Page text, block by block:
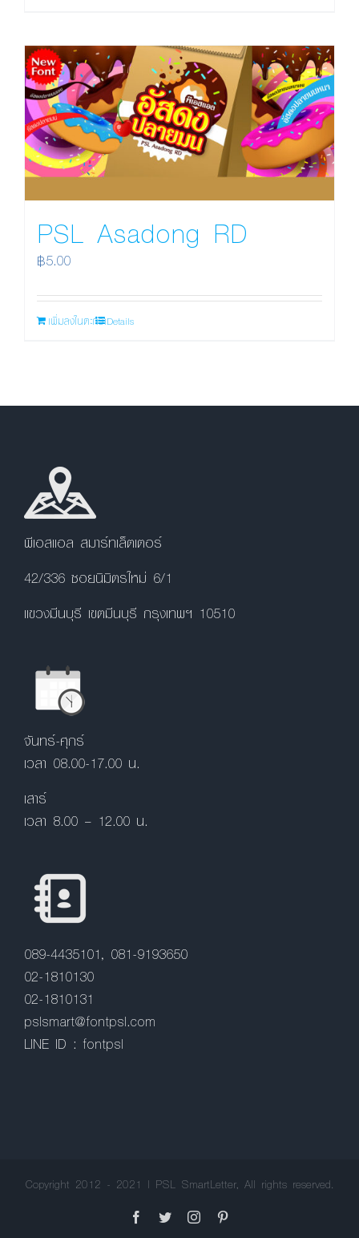
PSL Asadong RD
฿5.00
เพิ่มลงในตะกร้าDetails
พีเอสแอล สมาร์ทเล็ตเตอร์
42/336 ซอยนิมิตรใหม่ 6/1
แขวงมีนบุรี เขตมีนบุรี กรุงเทพฯ 10510
จันทร์-ศุกร์
เวลา 08.00-17.00 น.
เสาร์
เวลา 8.00 – 12.00 น.
089-4435101, 081-9193650
02-1810130
02-1810131
pslsmart@fontpsl.com
LINE ID : fontpsl
Copyright 2012 - 2021 | PSL SmartLetter, All rights reserved.
Facebook
TwitterInstagram